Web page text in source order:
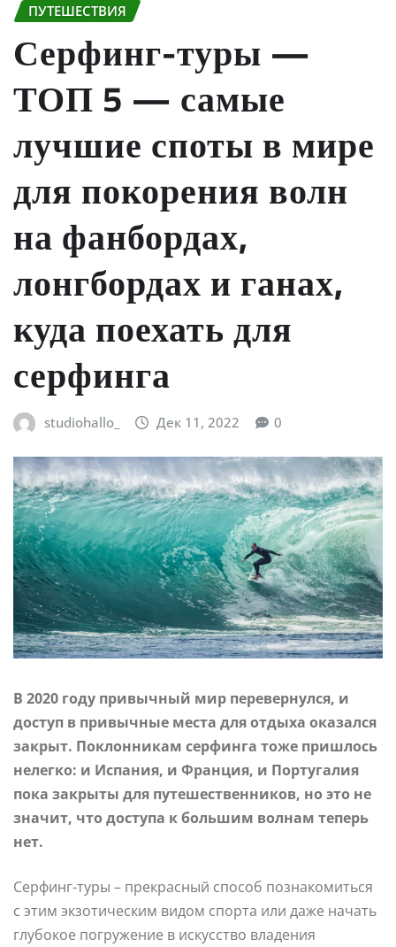
ПУТЕШЕСТВИЯ
Серфинг-туры —
ТОП 5 — самые
лучшие споты в мире
для покорения волн
на фанбордах,
лонгбордах и ганах,
куда поехать для
серфинга
studiohallo_ Дек 11, 2022 0
В 2020 году привычный мир перевернулся, и
доступ в привычные места для отдыха оказался
закрыт. Поклонникам серфинга тоже пришлось
нелегко: и Испания, и Франция, и Португалия
пока закрыты для путешественников, но это не
значит, что доступа к большим волнам теперь
нет.
Серфинг-туры – прекрасный способ познакомиться
с этим экзотическим видом спорта или даже начать
глубокое погружение в искусство владения